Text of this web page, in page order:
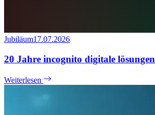
Jubiläum17.07.2026
20 Jahre incognito digitale lösungen
Weiterlesen